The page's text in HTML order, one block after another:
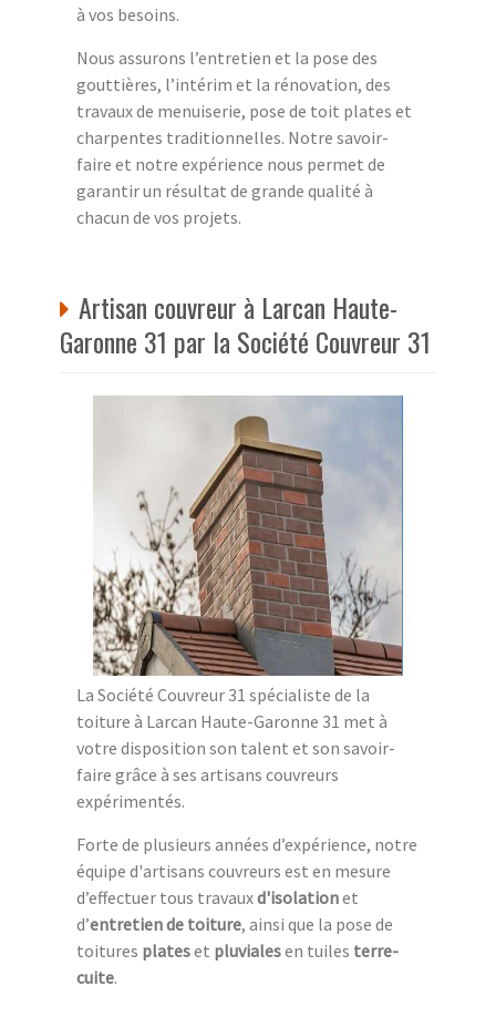
à vos besoins.
Nous assurons l’entretien et la pose des
gouttières, l’intérim et la rénovation, des
travaux de menuiserie, pose de toit plates et
charpentes traditionnelles. Notre savoir-
faire et notre expérience nous permet de
garantir un résultat de grande qualité à
chacun de vos projets.
Artisan couvreur à Larcan Haute-
Garonne 31 par la Société Couvreur 31
La Société Couvreur 31 spécialiste de la
toiture à Larcan Haute-Garonne 31 met à
votre disposition son talent et son savoir-
faire grâce à ses artisans couvreurs
expérimentés.
Forte de plusieurs années d’expérience, notre
équipe d'artisans couvreurs est en mesure
d’effectuer tous travauxd'isolationet
d’entretien de toiture, ainsi que la pose de
toitures plateset pluvialesen tuiles terre-
cuite.